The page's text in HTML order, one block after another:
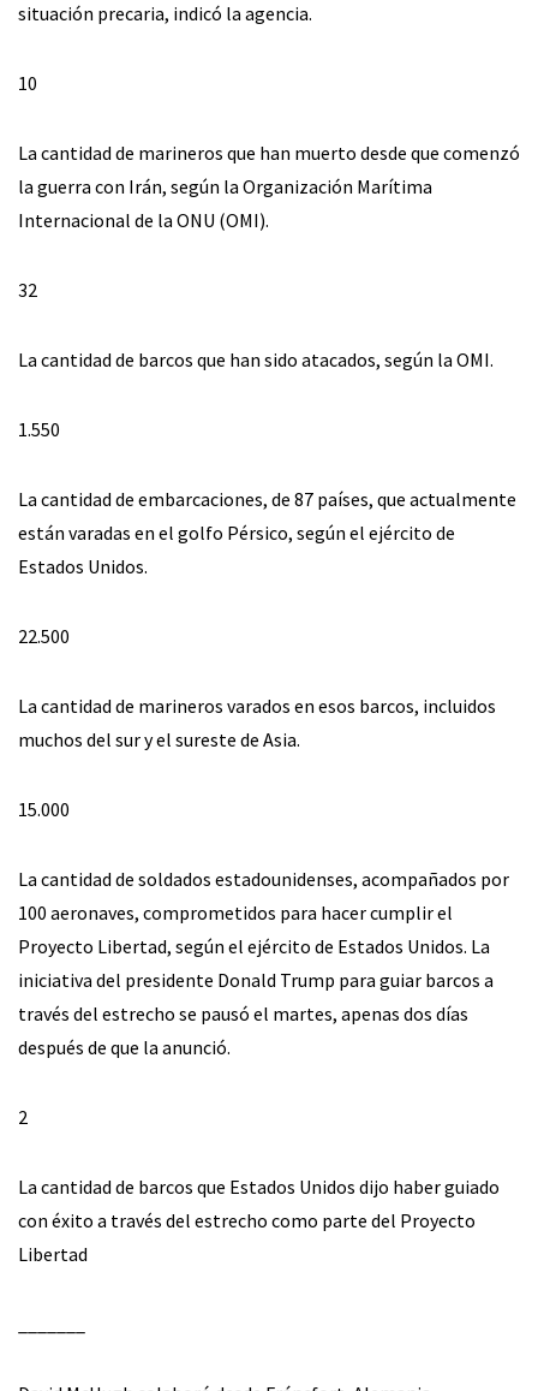
situación precaria, indicó la agencia.
10
La cantidad de marineros que han muerto desde que comenzó
la guerra con Irán, según la Organización Marítima
Internacional de la ONU (OMI).
32
La cantidad de barcos que han sido atacados, según la OMI.
1.550
La cantidad de embarcaciones, de 87 países, que actualmente
están varadas en el golfo Pérsico, según el ejército de
Estados Unidos.
22.500
La cantidad de marineros varados en esos barcos, incluidos
muchos del sur y el sureste de Asia.
15.000
La cantidad de soldados estadounidenses, acompañados por
100 aeronaves, comprometidos para hacer cumplir el
Proyecto Libertad, según el ejército de Estados Unidos. La
iniciativa del presidente Donald Trump para guiar barcos a
través del estrecho se pausó el martes, apenas dos días
después de que la anunció.
2
La cantidad de barcos que Estados Unidos dijo haber guiado
con éxito a través del estrecho como parte del Proyecto
Libertad